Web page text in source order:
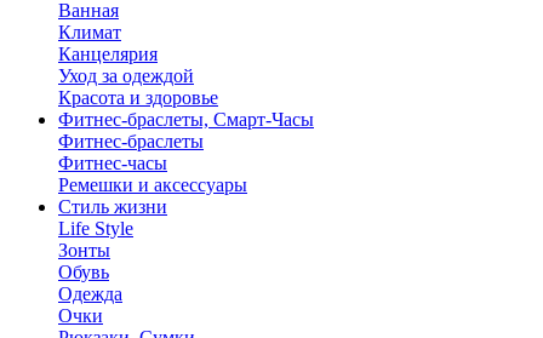
Ванная
Климат
Канцелярия
Уход за одеждой
Красота и здоровье
Фитнес-браслеты, Смарт-Часы
Фитнес-браслеты
Фитнес-часы
Ремешки и аксессуары
Стиль жизни
Life Style
Зонты
Обувь
Одежда
Очки